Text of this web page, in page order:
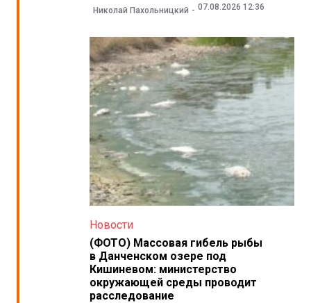
Николай Пахольницкий 07.08.2026 12:36
Новости
(ФОТО) Массовая гибель рыбы
в Данченском озере под
Кишиневом: министерство
окружающей среды проводит
расследование